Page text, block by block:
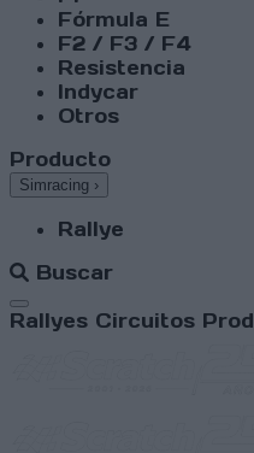
Fórmula E
F2 / F3 / F4
Resistencia
Indycar
Otros
Producto
Simracing ›
Rallye
Buscar
Abrir menú
Rallyes Circuitos